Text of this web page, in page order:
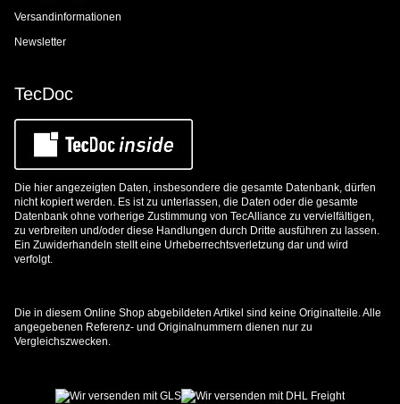
Versandinformationen
Newsletter
TecDoc
Die hier angezeigten Daten, insbesondere die gesamte Datenbank, dürfen
nicht kopiert werden. Es ist zu unterlassen, die Daten oder die gesamte
Datenbank ohne vorherige Zustimmung von TecAlliance zu vervielfältigen,
zu verbreiten und/oder diese Handlungen durch Dritte ausführen zu lassen.
Ein Zuwiderhandeln stellt eine Urheberrechtsverletzung dar und wird
verfolgt.
Die in diesem Online Shop abgebildeten Artikel sind keine Originalteile. Alle
angegebenen Referenz- und Originalnummern dienen nur zu
Vergleichszwecken.